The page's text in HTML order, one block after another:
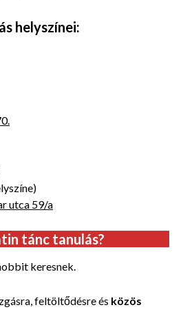
helyszínei:
utca 59/a
tánc tanulás?
keresnek.
feltöltődésre és közös